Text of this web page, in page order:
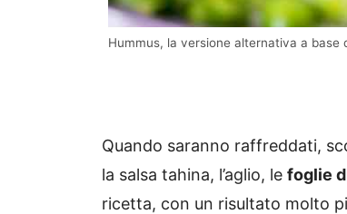
Hummus, la versione alternativa a base
Quando saranno raffreddati,
la salsa tahina, l’aglio, le foglie
ricetta, con un risultato molto